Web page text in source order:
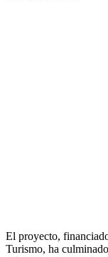
El proyecto,
Turismo, ha